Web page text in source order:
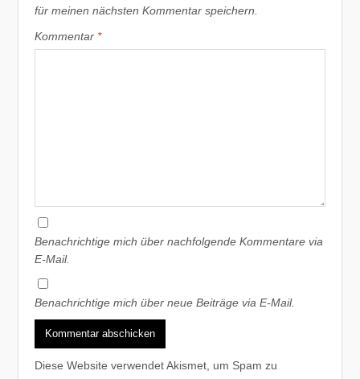
für meinen nächsten Kommentar speichern.
Kommentar *
Benachrichtige mich über nachfolgende Kommentare via
E-Mail.
Benachrichtige mich über neue Beiträge via E-Mail.
Diese Website verwendet Akismet, um Spam zu